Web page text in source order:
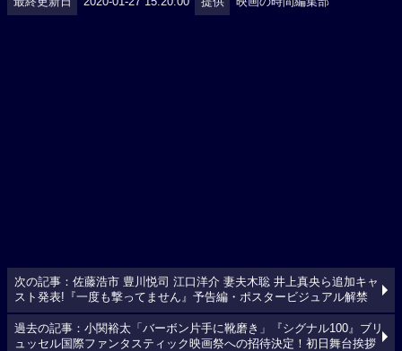
次の記事：佐藤浩市 豊川悦司 江口洋介 妻夫木聡 井上真央ら追加キャ
スト発表!『一度も撃ってません』予告編・ポスタービジュアル解禁
過去の記事：小関裕太「バーボン片手に靴磨き」『シグナル100』ブリ
ュッセル国際ファンタスティック映画祭への招待決定！初日舞台挨拶